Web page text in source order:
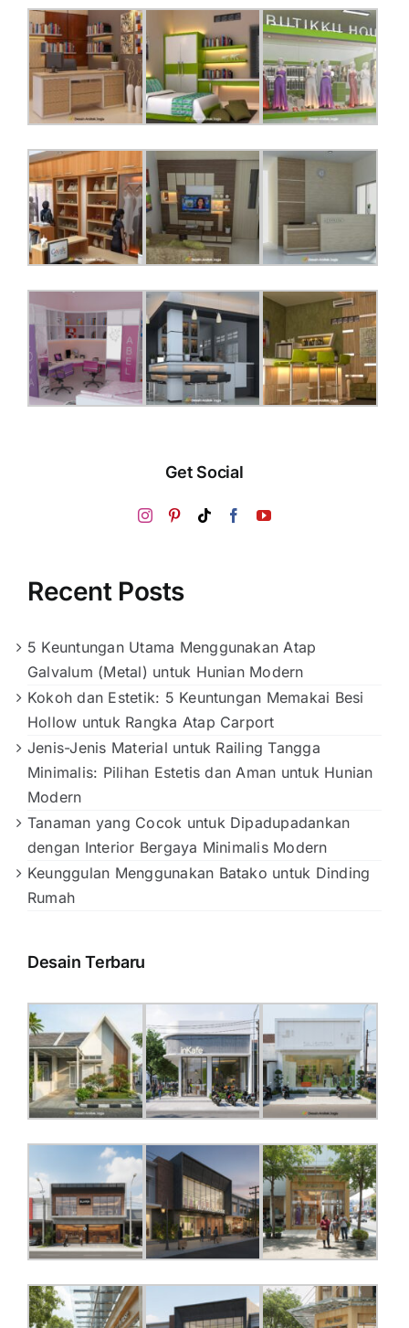
Get Social
Recent Posts
5 Keuntungan Utama Menggunakan Atap
Galvalum (Metal) untuk Hunian Modern
Kokoh dan Estetik: 5 Keuntungan Memakai Besi
Hollow untuk Rangka Atap Carport
Jenis-Jenis Material untuk Railing Tangga
Minimalis: Pilihan Estetis dan Aman untuk Hunian
Modern
Tanaman yang Cocok untuk Dipadupadankan
dengan Interior Bergaya Minimalis Modern
Keunggulan Menggunakan Batako untuk Dinding
Rumah
Desain Terbaru